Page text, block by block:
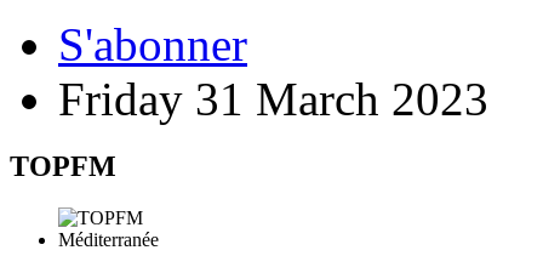
S'abonner
Friday 31 March 2023
TOPFM